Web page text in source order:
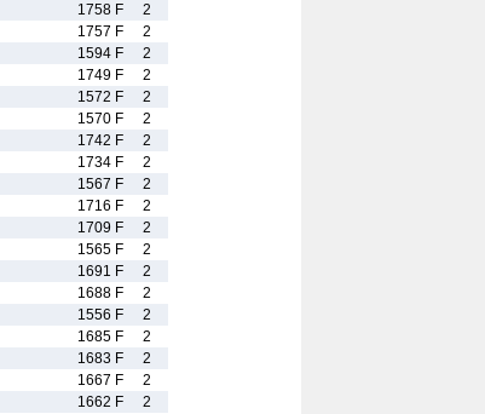
1758 F
2
1757 F
2
1594 F
2
1749 F
2
1572 F
2
1570 F
2
1742 F
2
1734 F
2
1567 F
2
1716 F
2
1709 F
2
1565 F
2
1691 F
2
1688 F
2
1556 F
2
1685 F
2
1683 F
2
1667 F
2
1662 F
2